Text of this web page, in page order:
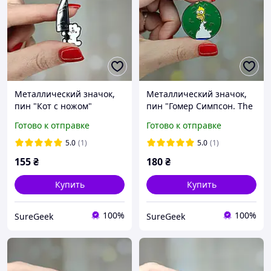
Металлический значок,
пин "Кот с ножом"
Готово к отправке
5.0 (1)
155₴
Купить
SureGeek 100%
Металлический значок,
пин "Гомер Симпсон. The
Готово к отправке
5.0 (1)
180₴
Купить
SureGeek 100%